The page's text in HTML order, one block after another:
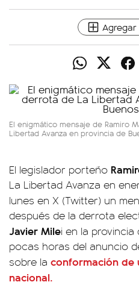
Agregar
El enigmático mensaje de Ramiro
Libertad Avanza en provincia de
El legislador porteño
La Libertad Avanza en
lunes en X (Twitter) un
después de la derrota
Javier Milei en la provincia
pocas horas del anuncio
sobre la conformación de
nacional.